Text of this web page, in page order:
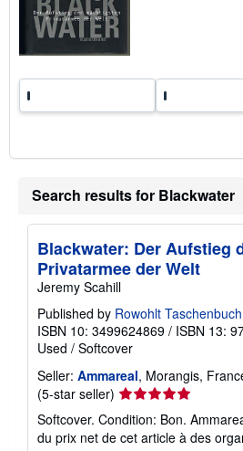
Search results for Blackwater
Blackwater: Der Aufstieg
Privatarmee der Welt
Jeremy Scahill
Published by Rowohlt Taschenbuch
ISBN 10: 3499624869 / ISBN 13:
Used / Softcover
Seller: Ammareal, Morangis,
(5-star seller) Seller
rating
5
out
Softcover. Condition: Bon.
du prix net de cet article à des